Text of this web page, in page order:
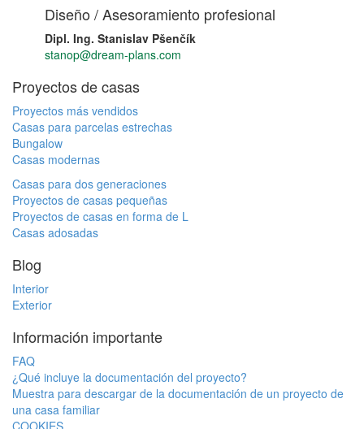
Diseño / Asesoramiento profesional
Dipl. Ing. Stanislav Pšenčík
stanop@dream-plans.com
Proyectos de casas
Proyectos más vendidos
Casas para parcelas estrechas
Bungalow
Casas modernas
Casas para dos generaciones
Proyectos de casas pequeñas
Proyectos de casas en forma de L
Casas adosadas
Blog
Interior
Exterior
Información importante
FAQ
¿Qué incluye la documentación del proyecto?
Muestra para descargar de la documentación de un proyecto de
una casa familiar